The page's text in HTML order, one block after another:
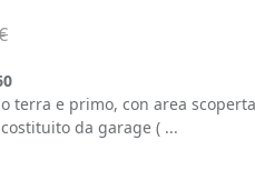
terra e primo, con area
da garage ( ...